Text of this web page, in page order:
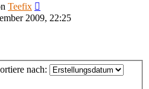
Teefix
2009, 22:25
nach: